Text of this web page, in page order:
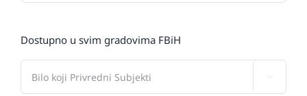
Dostupno u svim gradovima FBiH